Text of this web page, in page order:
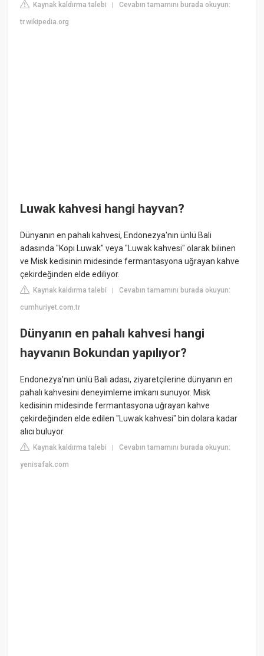
Kaynak kaldırma talebi |Cevabın tamamını burada okuyun:
tr.wikipedia.org
Luwak kahvesi hangi hayvan?
Dünyanın en pahalı kahvesi, Endonezya'nın ünlü Bali
adasında "Kopi Luwak" veya "Luwak kahvesi" olarak bilinen
ve Misk kedisinin midesinde fermantasyona uğrayan kahve
çekirdeğinden elde ediliyor.
Kaynak kaldırma talebi |Cevabın tamamını burada okuyun:
cumhuriyet.com.tr
Dünyanın en pahalı kahvesi hangi
hayvanın Bokundan yapılıyor?
Endonezya'nın ünlü Bali adası, ziyaretçilerine dünyanın en
pahalı kahvesini deneyimleme imkanı sunuyor. Misk
kedisinin midesinde fermantasyona uğrayan kahve
çekirdeğinden elde edilen "Luwak kahvesi" bin dolara kadar
alıcı buluyor.
Kaynak kaldırma talebi |Cevabın tamamını burada okuyun:
yenisafak.com